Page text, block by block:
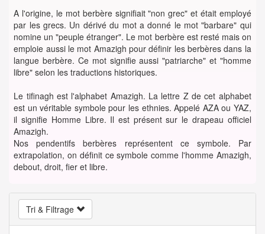
A l'origine, le mot berbère signifiait "non grec" et était employé
par les grecs. Un dérivé du mot a donné le mot "barbare" qui
nomine un "peuple étranger". Le mot berbère est resté mais on
emploie aussi le mot Amazigh pour définir les berbères dans la
langue berbère. Ce mot signifie aussi "patriarche" et "homme
libre" selon les traductions historiques.
Le tifinagh est l'alphabet Amazigh. La lettre Z de cet alphabet
est un véritable symbole pour les ethnies. Appelé AZA ou YAZ,
il signifie Homme Libre. Il est présent sur le drapeau officiel
Amazigh.
Nos pendentifs berbères représentent ce symbole. Par
extrapolation, on définit ce symbole comme l'homme Amazigh,
debout, droit, fier et libre.
Tri & Filtrage